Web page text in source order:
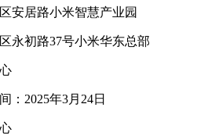
安居路小米智慧产业园
永初路37号小米华东总部
：2025年3月24日